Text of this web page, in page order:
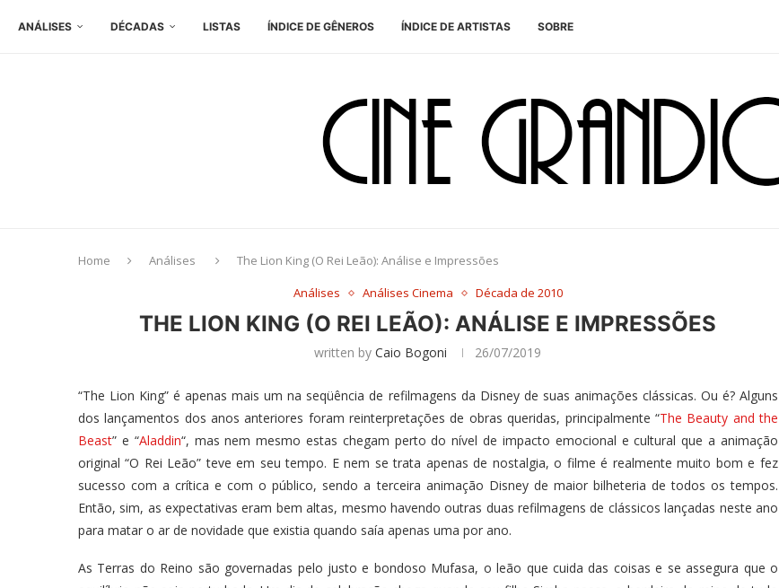
ANÁLISES DÉCADAS LISTAS ÍNDICE DE GÊNEROS ÍNDICE DE ARTISTAS SOBRE
Home Análises
The Lion King (O Rei Leão): Análise e Impressões
Análises
Análises Cinema Década de 2010
THE LION KING (O REI LEÃO): ANÁLISE E IMPRESSÕES
written byCaio Bogoni 26/07/2019
“The Lion King” é apenas mais um na seqüência de refilmagens da Disney de suas animações clássicas. Ou é? Alguns
dos lançamentos dos anos anteriores foram reinterpretações de obras queridas, principalmente “The Beauty and the
Beast” e “Aladdin“, mas nem mesmo estas chegam perto do nível de impacto emocional e cultural que a animação
original “O Rei Leão” teve em seu tempo. E nem se trata apenas de nostalgia, o filme é realmente muito bom e fez
sucesso com a crítica e com o público, sendo a terceira animação Disney de maior bilheteria de todos os tempos.
Então, sim, as expectativas eram bem altas, mesmo havendo outras duas refilmagens de clássicos lançadas neste ano
para matar o ar de novidade que existia quando saía apenas uma por ano.
As Terras do Reino são governadas pelo justo e bondoso Mufasa, o leão que cuida das coisas e se assegura que o